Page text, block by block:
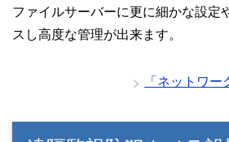
ファイルサーバーに更に細かな設定
スし高度な管理が出来ます。
「ネットワ